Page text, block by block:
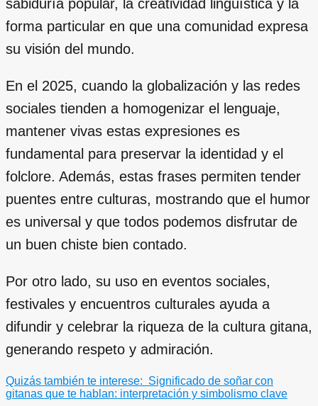
sabiduría popular, la creatividad lingüística y la
forma particular en que una comunidad expresa
su visión del mundo.
En el 2025, cuando la globalización y las redes
sociales tienden a homogenizar el lenguaje,
mantener vivas estas expresiones es
fundamental para preservar la identidad y el
folclore. Además, estas frases permiten tender
puentes entre culturas, mostrando que el humor
es universal y que todos podemos disfrutar de
un buen chiste bien contado.
Por otro lado, su uso en eventos sociales,
festivales y encuentros culturales ayuda a
difundir y celebrar la riqueza de la cultura gitana,
generando respeto y admiración.
Quizás también te interese: Significado de soñar con
gitanas que te hablan: interpretación y simbolismo clave